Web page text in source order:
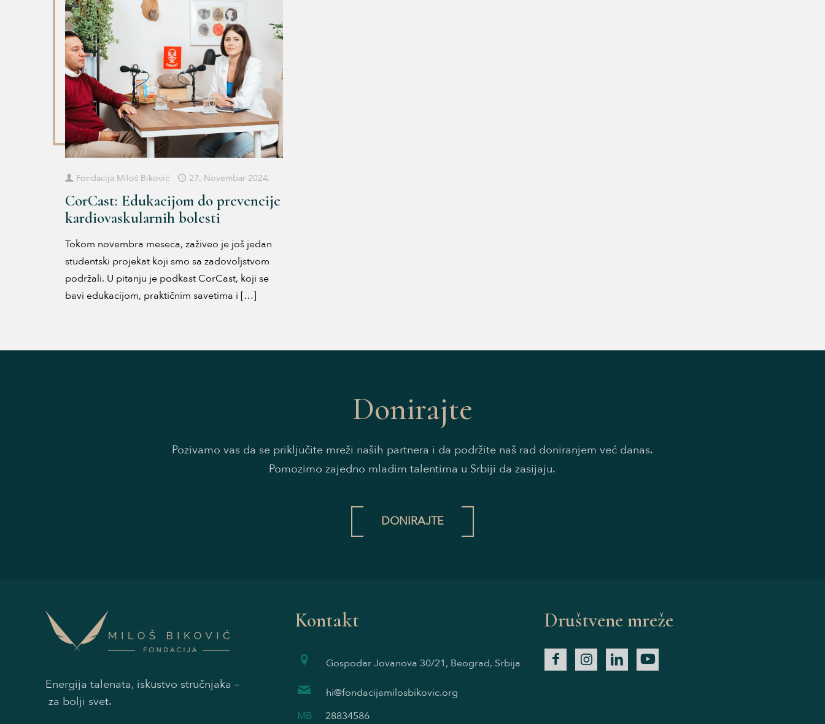
Fondacija Miloš Biković 27. Novembar 2024.
CorCast: Edukacijom do prevencije
kardiovaskularnih bolesti
Tokom novembra meseca, zaživeo je još jedan
studentski projekat koji smo sa zadovoljstvom
podržali. U pitanju je podkast CorCast, koji se
bavi edukacijom, praktičnim savetima i […]
Donirajte
Pozivamo vas da se priključite mreži naših partnera i da podržite naš rad doniranjem već danas.
Pomozimo zajedno mladim talentima u Srbiji da zasijaju.
DONIRAJTE
Energija talenata, iskustvo stručnjaka –
za bolji svet.
Kontakt
Gospodar Jovanova 30/21, Beograd, Srbija
hi@fondacijamilosbikovic.org
MB
28834586
Društvene mreže